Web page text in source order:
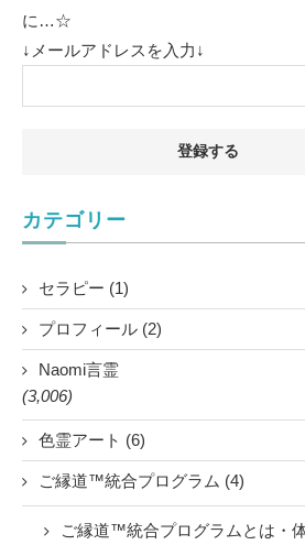
に…☆
↓メールアドレスを入力↓
カテゴリー
セラピー (1)
プロフィール (2)
Naomi言霊
(3,006)
色霊アート (6)
ご縁道™統合プログラム (4)
ご縁道™統合プログラムとは・